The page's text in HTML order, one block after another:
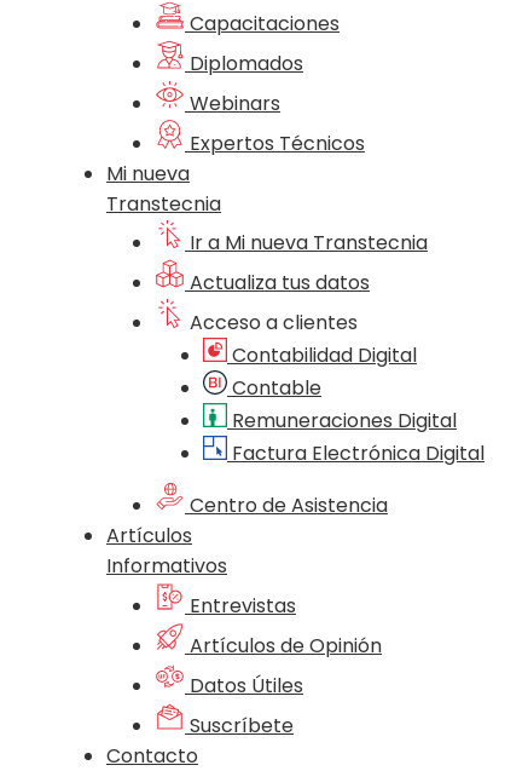
Capacitaciones
Diplomados
Webinars
Expertos Técnicos
Mi nueva
Transtecnia
Ir a Mi nueva Transtecnia
Actualiza tus datos
Acceso a clientes
Contabilidad Digital
Contable
Remuneraciones Digital
Factura Electrónica Digital
Centro de Asistencia
Artículos
Informativos
Entrevistas
Artículos de Opinión
Datos Útiles
Suscríbete
Contacto